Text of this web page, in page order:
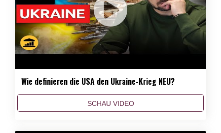
Wie definieren die USA den Ukraine-Krieg NEU?
SCHAU VIDEO